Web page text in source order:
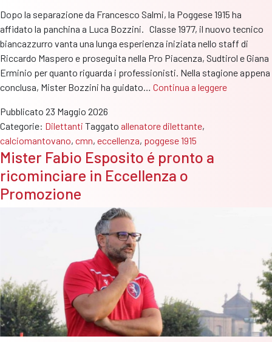
Dopo la separazione da Francesco Salmi, la Poggese 1915 ha
affidato la panchina a Luca Bozzini. Classe 1977, il nuovo tecnico
biancazzurro vanta una lunga esperienza iniziata nello staff di
Riccardo Maspero e proseguita nella Pro Piacenza, Sudtirol e Giana
Erminio per quanto riguarda i professionisti. Nella stagione appena
conclusa, Mister Bozzini ha guidato… Continua a leggerePoggese
Pubblicato 23 Maggio 2026
Categorie: Dilettanti Taggato allenatore dilettante,
calciomantovano, cmn, eccellenza, poggese 1915
Mister Fabio Esposito é pronto a
ricominciare in Eccellenza o
Promozione